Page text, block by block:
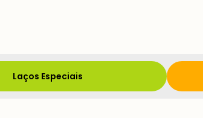
Laços Especiais